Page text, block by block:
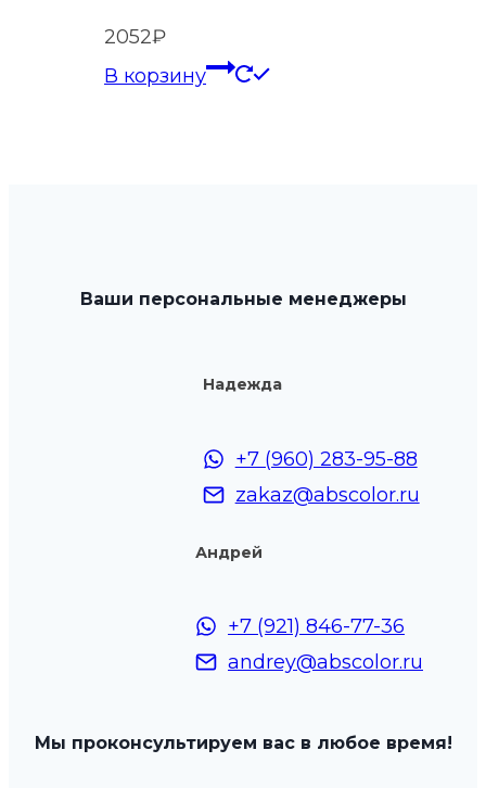
2052₽
В корзину
Ваши персональные менеджеры
Надежда
+7 (960) 283-95-88
zakaz@abscolor.ru
Андрей
+7 (921) 846-77-36
andrey@abscolor.ru
Мы проконсультируем вас в любое время!